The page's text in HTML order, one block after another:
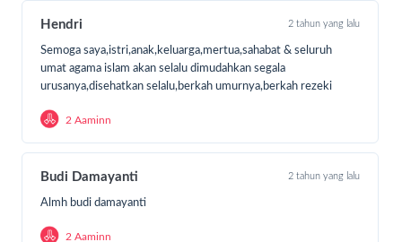
Hendri 2 tahun yang lalu
Semoga saya,istri,anak,keluarga,mertua,sahabat & seluruh
umat agama islam akan selalu dimudahkan segala
urusanya,disehatkan selalu,berkah umurnya,berkah rezeki
2 Aaminn
Budi Damayanti 2 tahun yang lalu
Almh budi damayanti
2 Aaminn